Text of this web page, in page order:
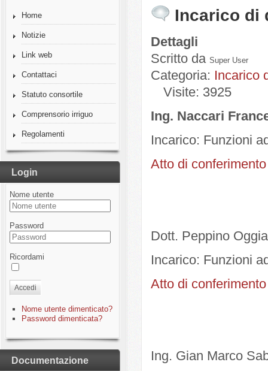
Home
Notizie
Link web
Contattaci
Statuto consortile
Comprensorio irriguo
Regolamenti
Login
Nome utente
Password
Ricordami
Accedi
Nome utente dimenticato?
Password dimenticata?
Documentazione
Incarico di
Dettagli
Scritto da Super User
Categoria: Incarico
Visite: 3925
Ing. Naccari
Incarico: Funzioni
Atto di
Dott. Peppino
Incarico: Funzioni
Atto di
Ing. Gian Marco